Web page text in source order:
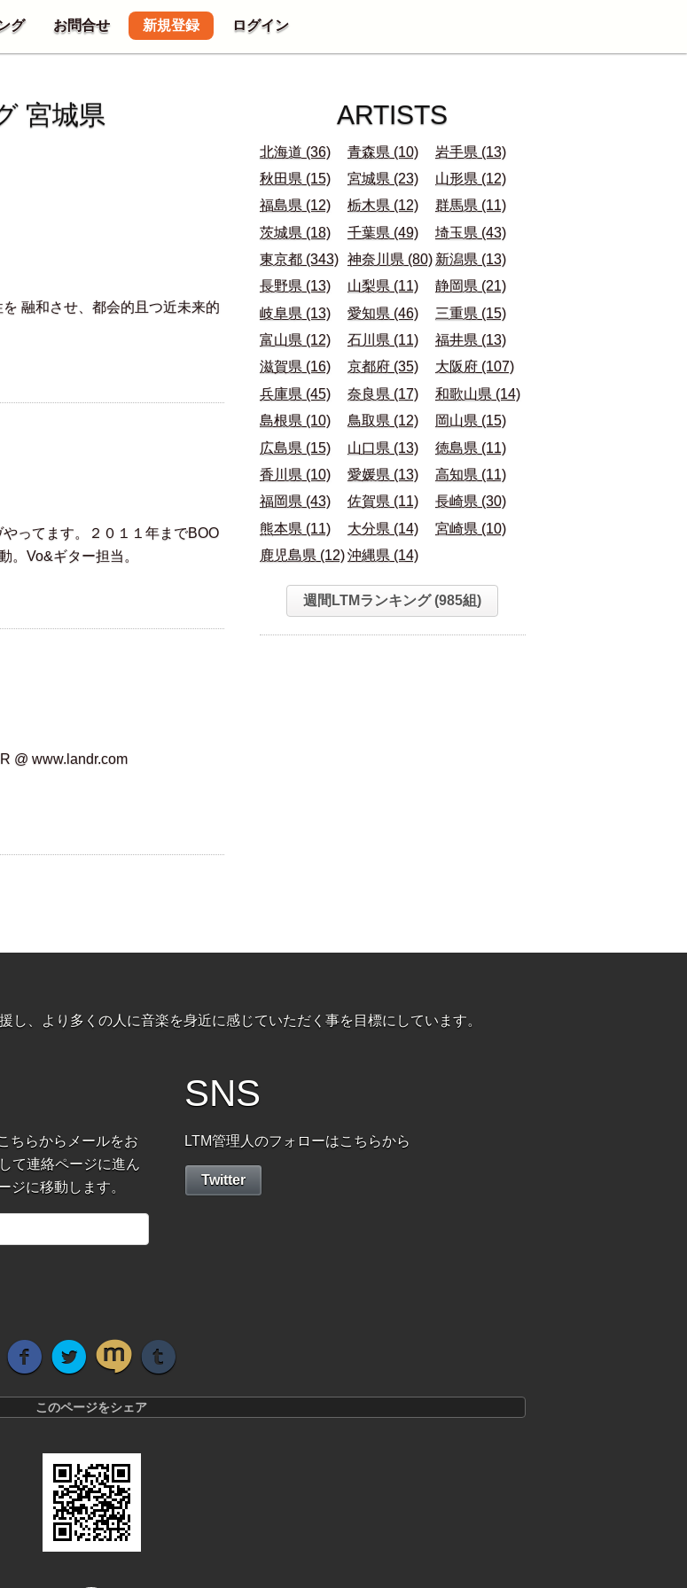
グ お問合せ 新規登録 ログイン
宮城県
融和させ、都会的且つ近未来的
ってます。２０１１年までBOO
。Vo&ギター担当。
@ www.landr.com
ARTISTS
北海道 (36) 青森県 (10)
岩手県 (13)
秋田県 (15)
宮城県 (23)
山形県 (12)
福島県 (12)
栃木県 (12)
群馬県 (11)
茨城県 (18)
千葉県 (49)
埼玉県 (43)
東京都 (343) 神奈川県 (80) 新潟県 (13)
長野県 (13)
山梨県 (11)
静岡県 (21)
岐阜県 (13)
愛知県 (46)
三重県 (15)
富山県 (12)
石川県 (11)
福井県 (13)
滋賀県 (16)
京都府 (35)
大阪府 (107)
兵庫県 (45)
奈良県 (17)
和歌山県 (14)
島根県 (10)
鳥取県 (12)
岡山県 (15)
広島県 (15)
山口県 (13)
徳島県 (11)
香川県 (10)
愛媛県 (13)
高知県 (11)
福岡県 (43)
佐賀県 (11)
長崎県 (30)
熊本県 (11)
大分県 (14)
宮崎県 (10)
鹿児島県 (12)沖縄県 (14)
週間LTMランキング (985組)
し、より多くの人に音楽を身近に感じていただく事を目標にしています。
ちらからメールをお
て連絡ページに進ん
に移動します。
SNS
LTM管理人のフォローはこちらから
Twitter
このページをシェア